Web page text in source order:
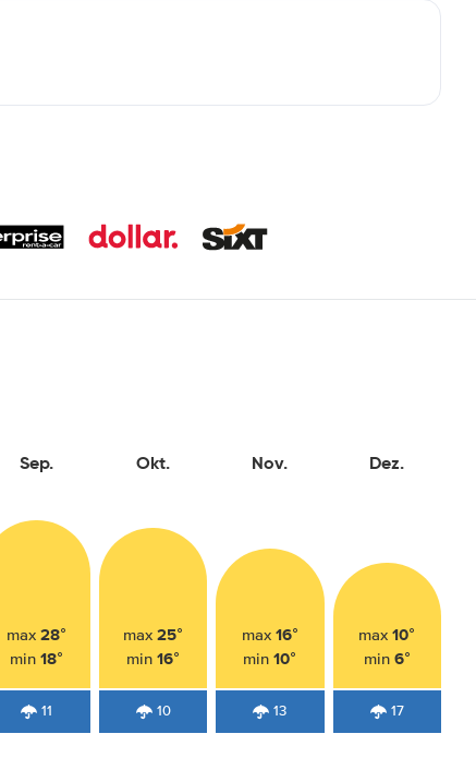
Sep.
max 28°
min 18°
11
Okt.
max25°
min16°
10
Nov.
max 16°
min10°
13
Dez.
max10°
min 6°
17